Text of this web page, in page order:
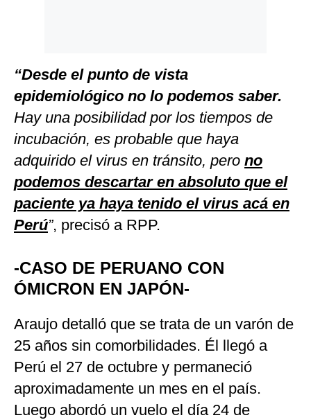
“Desde el punto de vista
epidemiológico no lo podemos saber.
Hay una posibilidad por los tiempos de
incubación, es probable que haya
adquirido el virus en tránsito, pero no
podemos descartar en absoluto que el
paciente ya haya tenido el virus acá en
Perú”, precisó a RPP.
-CASO DE PERUANO CON
ÓMICRON EN JAPÓN-
Araujo detalló que se trata de un varón de
25 años sin comorbilidades. Él llegó a
Perú el 27 de octubre y permaneció
aproximadamente un mes en el país.
Luego abordó un vuelo el día 24 de